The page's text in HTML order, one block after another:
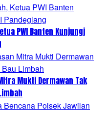
PWI Banten Kunjungi
Mukti Dermawan Tak